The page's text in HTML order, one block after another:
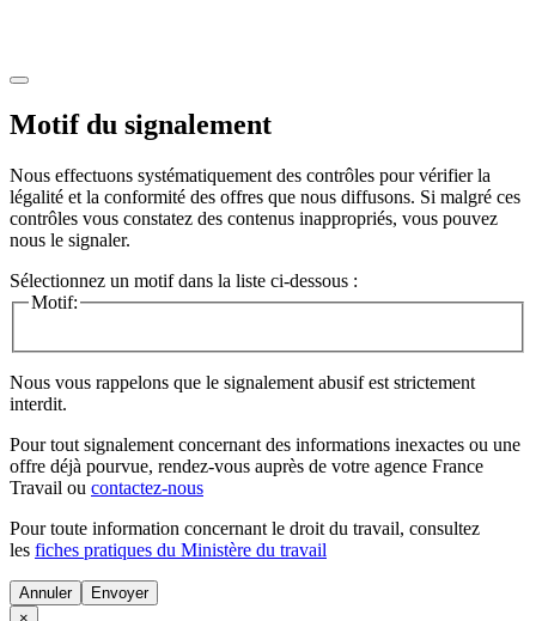
Motif du signalement
Nous effectuons systématiquement des contrôles pour vérifier la
légalité et la conformité des offres que nous diffusons. Si malgré ces
contrôles vous constatez des contenus inappropriés, vous pouvez
nous le signaler.
Sélectionnez un motif dans la liste ci-dessous :
Motif:
Nous vous rappelons que le signalement abusif est strictement
interdit.
Pour tout signalement concernant des informations inexactes ou une
offre déjà pourvue, rendez-vous auprès de votre agence France
Travail ou contactez-nous
Pour toute information concernant le droit du travail, consultez
les fiches pratiques du Ministère du travail
Annuler